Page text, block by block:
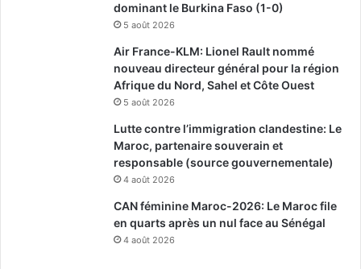
dominant le Burkina Faso (1-0)
5 août 2026
Air France-KLM: Lionel Rault nommé
nouveau directeur général pour la région
Afrique du Nord, Sahel et Côte Ouest
5 août 2026
Lutte contre l’immigration clandestine: Le
Maroc, partenaire souverain et
responsable (source gouvernementale)
4 août 2026
CAN féminine Maroc-2026: Le Maroc file
en quarts après un nul face au Sénégal
4 août 2026